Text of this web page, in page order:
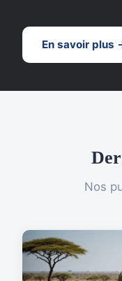
En savoir plus
Nos